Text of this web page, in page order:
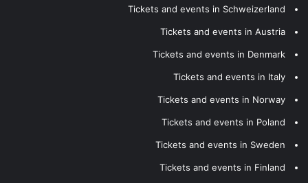
Tickets and events in Schweizerland
Tickets and events in Austria
Tickets and events in Denmark
Tickets and events in Italy
Tickets and events in Norway
Tickets and events in Poland
Tickets and events in Sweden
Tickets and events in Finland